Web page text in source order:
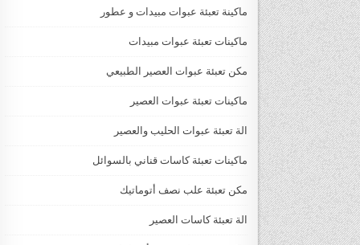
ماكينة تعبئة عبوات مبيدات و عطور
ماكينات تعبئة عبوات مبيدات
مكن تعبئة عبوات العصير الطبيعي
ماكينات تعبئة عبوات العصير
الة تعبئة عبوات الحليب والعصير
ماكينات تعبئة كاسات قناني بالسوائل
مكن تعبئة علب نصف أتوماتيك
الة تعبئة كاسات العصير